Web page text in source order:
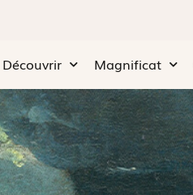
Découvrir Magnificat